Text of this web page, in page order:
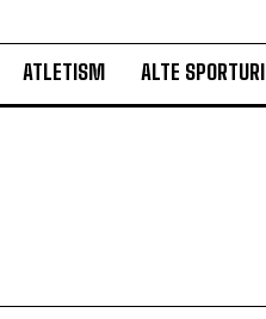
ATLETISM ALTE SPORTURI